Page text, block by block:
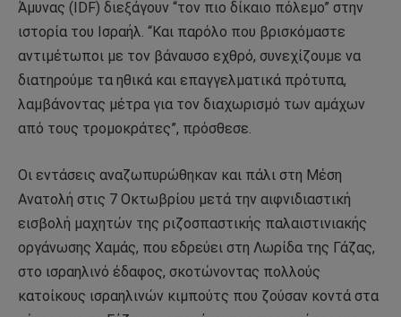
Άμυνας (IDF) διεξάγουν “τον πιο δίκαιο πόλεμο” στην
ιστορία του Ισραήλ. “Και παρόλο που βρισκόμαστε
αντιμέτωποι με τον βάναυσο εχθρό, συνεχίζουμε να
διατηρούμε τα ηθικά και επαγγελματικά πρότυπα,
λαμβάνοντας μέτρα για τον διαχωρισμό των αμάχων
από τους τρομοκράτες”, πρόσθεσε.
Οι εντάσεις αναζωπυρώθηκαν και πάλι στη Μέση
Ανατολή στις 7 Οκτωβρίου μετά την αιφνιδιαστική
εισβολή μαχητών της ριζοσπαστικής παλαιστινιακής
οργάνωσης Χαμάς, που εδρεύει στη Λωρίδα της Γάζας,
στο ισραηλινό έδαφος, σκοτώνοντας πολλούς
κατοίκους ισραηλινών κιμπούτς που ζούσαν κοντά στα